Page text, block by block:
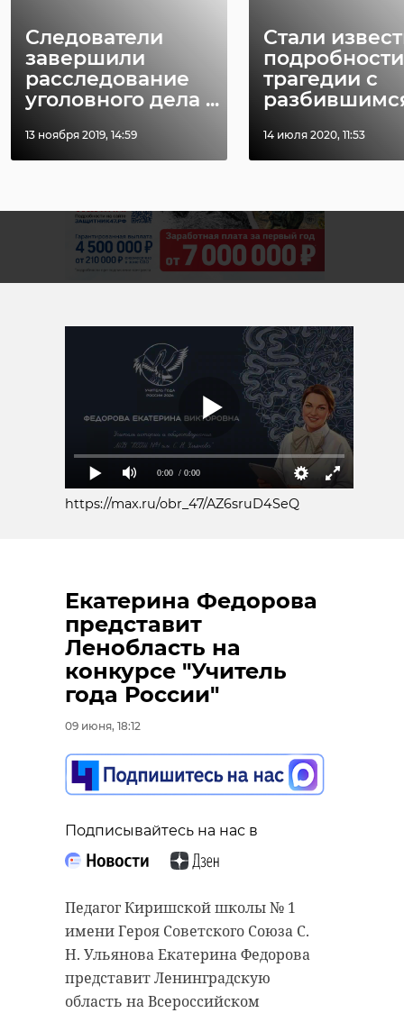
Следователи
завершили
расследование
уголовного дела ...
13 ноября 2019, 14:59
Стали
подробности
трагедии с
14 июля 2020, 11:53
0:00 / 0:00
https://max.ru/obr_47/AZ6sruD4SeQ
Екатерина Федорова
представит
Ленобласть на
конкурсе "Учитель
года России"
09 июня, 18:12
Подписывайтесь на нас в
Педагог Киришской школы № 1
имени Героя Советского Союза С.
Н. Ульянова Екатерина Федорова
представит Ленинградскую
область на Всероссийском
Поделиться статьей: